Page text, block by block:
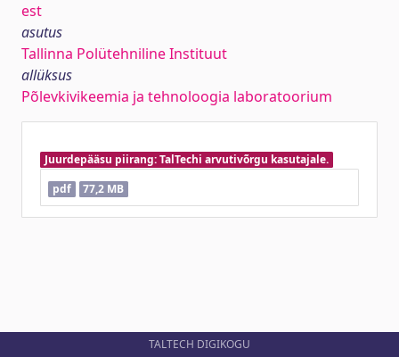
est
asutus
Tallinna Polütehniline Instituut
allüksus
Põlevkivikeemia ja tehnoloogia laboratoorium
Juurdepääsu piirang: TalTechi arvutivõrgu kasutajale.
pdf
77,2 MB
TALTECH DIGIKOGU